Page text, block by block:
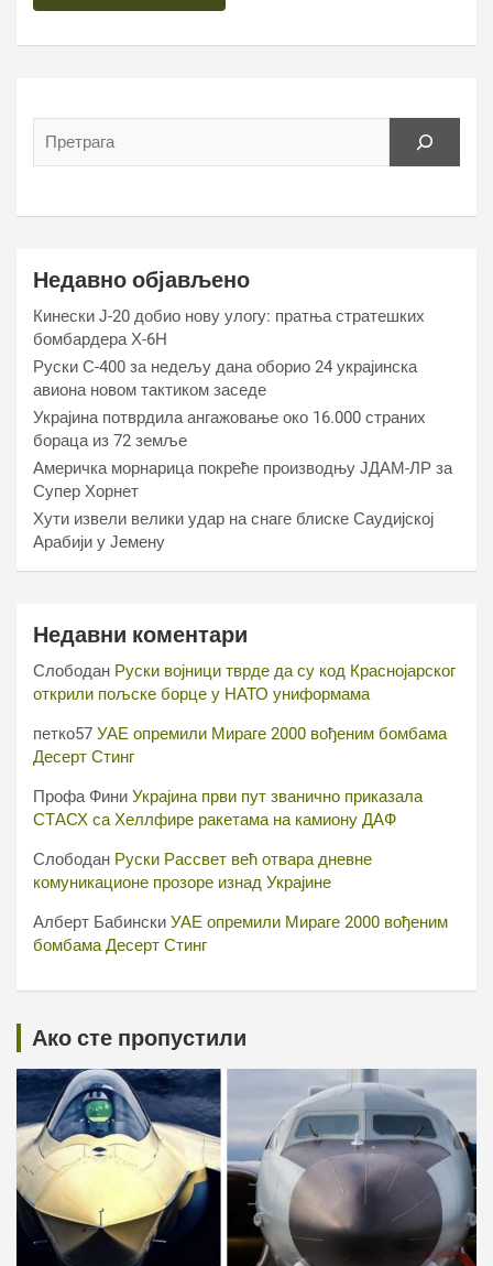
Недавно објављено
Кинески Ј-20 добио нову улогу: пратња стратешких
бомбардера Х-6Н
Руски С-400 за недељу дана оборио 24 украјинска
авиона новом тактиком заседе
Украјина потврдила ангажовање око 16.000 страних
бораца из 72 земље
Америчка морнарица покреће производњу ЈДАМ-ЛР за
Супер Хорнет
Хути извели велики удар на снаге блиске Саудијској
Арабији у Јемену
Недавни коментари
Слободан Руски војници тврде да су код Краснојарског
открили пољске борце у НАТО униформама
петко57 УАЕ опремили Мираге 2000 вођеним бомбама
Десерт Стинг
Профа Фини Украјина први пут званично приказала
СТАСХ са Хеллфире ракетама на камиону ДАФ
Слободан Руски Рассвет већ отвара дневне
комуникационе прозоре изнад Украјине
Алберт Бабински УАЕ опремили Мираге 2000 вођеним
бомбама Десерт Стинг
Ако сте пропустили